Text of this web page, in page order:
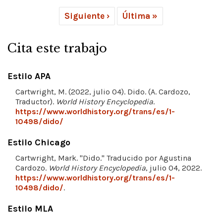
Siguiente › Última »
Cita este trabajo
Estilo APA
Cartwright, M. (2022, julio 04). Dido. (A. Cardozo,
Traductor). World History Encyclopedia.
https://www.worldhistory.org/trans/es/1-
10498/dido/
Estilo Chicago
Cartwright, Mark. "Dido." Traducido por Agustina
Cardozo. World History Encyclopedia, julio 04, 2022.
https://www.worldhistory.org/trans/es/1-
10498/dido/.
Estilo MLA